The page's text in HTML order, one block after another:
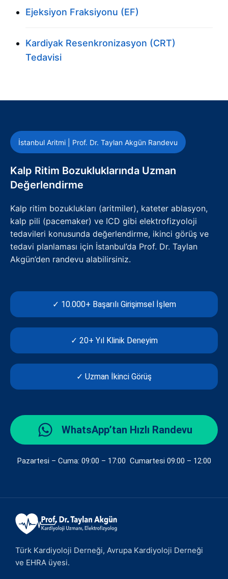
Ejeksiyon Fraksiyonu (EF)
Kardiyak Resenkronizasyon (CRT)
Tedavisi
İstanbul Aritmi | Prof. Dr. Taylan Akgün Randevu
Kalp Ritim Bozukluklarında Uzman
Değerlendirme
Kalp ritim bozuklukları (aritmiler), kateter ablasyon,
kalp pili (pacemaker) ve ICD gibi elektrofizyoloji
tedavileri konusunda değerlendirme, ikinci görüş ve
tedavi planlaması için İstanbul’da Prof. Dr. Taylan
Akgün’den randevu alabilirsiniz.
✓ 10.000+ Başarılı Girişimsel İşlem
✓ 20+ Yıl Klinik Deneyim
✓ Uzman İkinci Görüş
WhatsApp’tan Hızlı Randevu
Pazartesi – Cuma: 09:00 – 17:00 Cumartesi 09:00 – 12:00
Türk Kardiyoloji Derneği, Avrupa Kardiyoloji Derneği
ve EHRA üyesi.